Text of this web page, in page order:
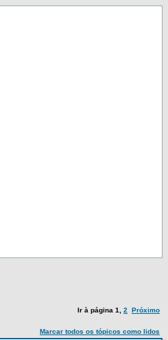
Ir à página 1 2 Próximo
Marcar todos os tópicos como lidos